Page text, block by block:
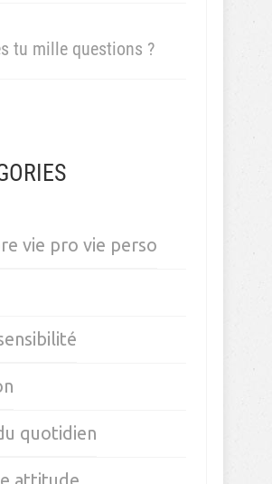
en baisse: recherche
à l’étranger
choses ne se passent
prévu…
est un état
se laisser guider par